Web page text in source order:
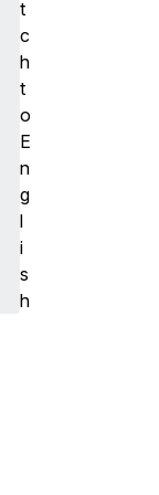
t
c
h
t
o
E
n
g
l
i
s
h